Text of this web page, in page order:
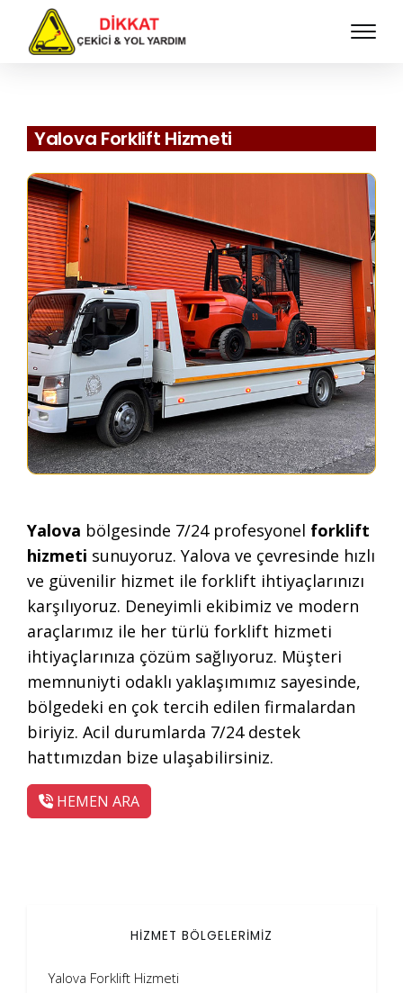
Yalova Forklift Hizmeti
Yalova bölgesinde 7/24 profesyonel forklift
hizmeti sunuyoruz. Yalova ve çevresinde hızlı
ve güvenilir hizmet ile forklift ihtiyaçlarınızı
karşılıyoruz. Deneyimli ekibimiz ve modern
araçlarımız ile her türlü forklift hizmeti
ihtiyaçlarınıza çözüm sağlıyoruz. Müşteri
memnuniyti odaklı yaklaşımımız sayesinde,
bölgedeki en çok tercih edilen firmalardan
biriyiz. Acil durumlarda 7/24 destek
hattımızdan bize ulaşabilirsiniz.
HEMEN ARA
HİZMET BÖLGELERİMİZ
Yalova Forklift Hizmeti